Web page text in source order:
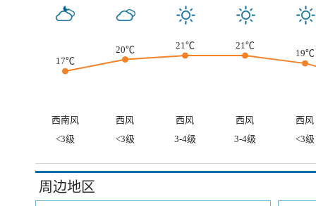
17℃
20℃ 21℃ 21℃
19℃
西南风 西风 西风 西风
西风
<3级
<3级 3-4级 3-4级 <3级
周边地区